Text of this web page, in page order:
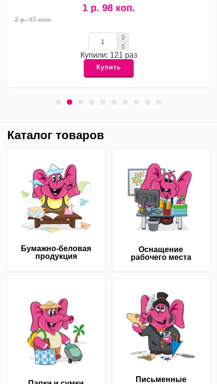
1 р. 98 коп.
коп.
Купили: 121 раз
Каталог товаров
Бумажно-беловая
продукция
Оснащение
рабочего места
Письменные